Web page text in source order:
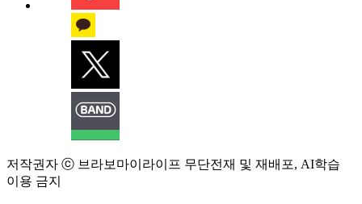
저작권자 ⓒ 브라보마이라이프 무단전재 및 재배포, AI학습
이용 금지